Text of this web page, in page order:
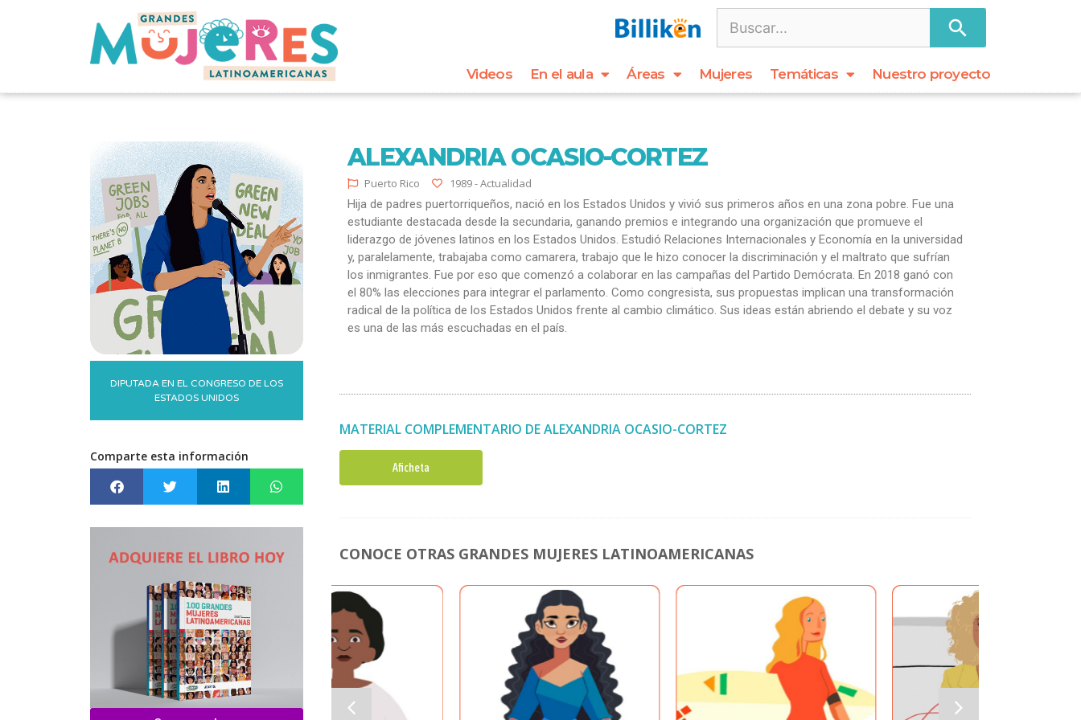
Videos En el aula Áreas Mujeres Temáticas Nuestro proyecto
DIPUTADA EN EL CONGRESO DE LOS
ESTADOS UNIDOS
Comparte esta información
ALEXANDRIA OCASIO-CORTEZ
Puerto Rico
1989 - Actualidad
Hija de padres puertorriqueños, nació en los Estados Unidos y vivió sus primeros años en una zona pobre. Fue una
estudiante destacada desde la secundaria, ganando premios e integrando una organización que promueve el
liderazgo de jóvenes latinos en los Estados Unidos. Estudió Relaciones Internacionales y Economía en la universidad
y, paralelamente, trabajaba como camarera, trabajo que le hizo conocer la discriminación y el maltrato que sufrían
los inmigrantes. Fue por eso que comenzó a colaborar en las campañas del Partido Demócrata. En 2018 ganó con
el 80% las elecciones para integrar el parlamento. Como congresista, sus propuestas implican una transformación
radical de la política de los Estados Unidos frente al cambio climático. Sus ideas están abriendo el debate y su voz
es una de las más escuchadas en el país.
MATERIAL COMPLEMENTARIO DE ALEXANDRIA OCASIO-CORTEZ
Aficheta
CONOCE OTRAS GRANDES MUJERES LATINOAMERICANAS